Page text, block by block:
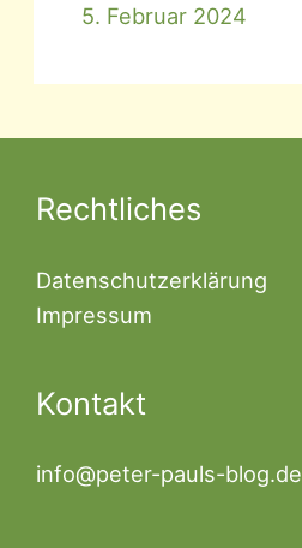
5. Februar 2024
Rechtliches
Datenschutzerklärung
Impressum
Kontakt
info@peter-pauls-blog.de